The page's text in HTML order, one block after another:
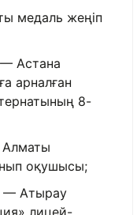
медаль жеңіп
Астана
арналған
8-
оқушысы;
— Атырау